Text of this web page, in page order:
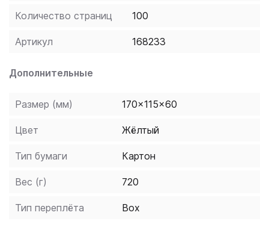
to your Beatrix Potter collection.
Количество страниц 100
Артикул 168233
Дополнительные
Размер (мм) 170x115x60
Цвет Жёлтый
Тип бумаги Картон
Вес (г) 720
Тип переплёта Box